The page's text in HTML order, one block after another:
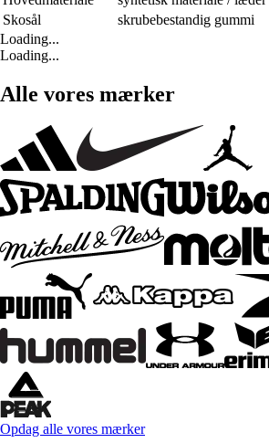
Skosål
skrubebestandig gummi
Loading...
Loading...
Alle vores mærker
Opdag alle vores mærker